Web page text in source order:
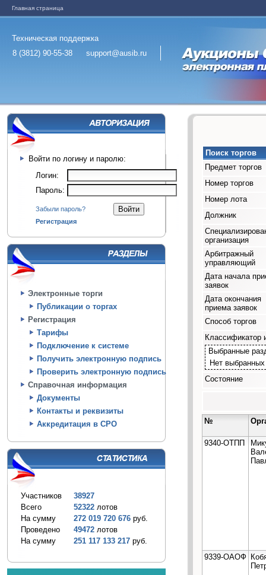
Главная страница
Техническая поддержка
8 (3812) 90-55-38
support@ausib.ru
Войти по логину и паролю:
Логин:
Пароль:
Забыли пароль?
Регистрация
Электронные торги
Публикации о торгах
Регистрация
Тарифы
Подключение к системе
Получить электронную подпись
Проверить электронную подпись
Справочная информация
Документы
Контакты и реквизиты
Аккредитация в СРО
Участников
38927
Всего
52322 лотов
На сумму
272 019 720 676 руб.
Проведено
49472 лотов
На сумму
251 117 133 217 руб.
Поиск торгов
Предмет торгов
Номер торгов
Номер лота
Должник
организация
Арбитражный
управляющий
Дата начала
заявок
Дата окончания
приема заявок
Способ торгов
Классификатор
Выбранные
Нет
Состояние
№
9340-ОТПП
9339-ОАОФ